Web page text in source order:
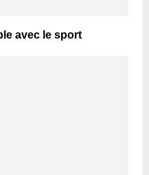
avec le sport